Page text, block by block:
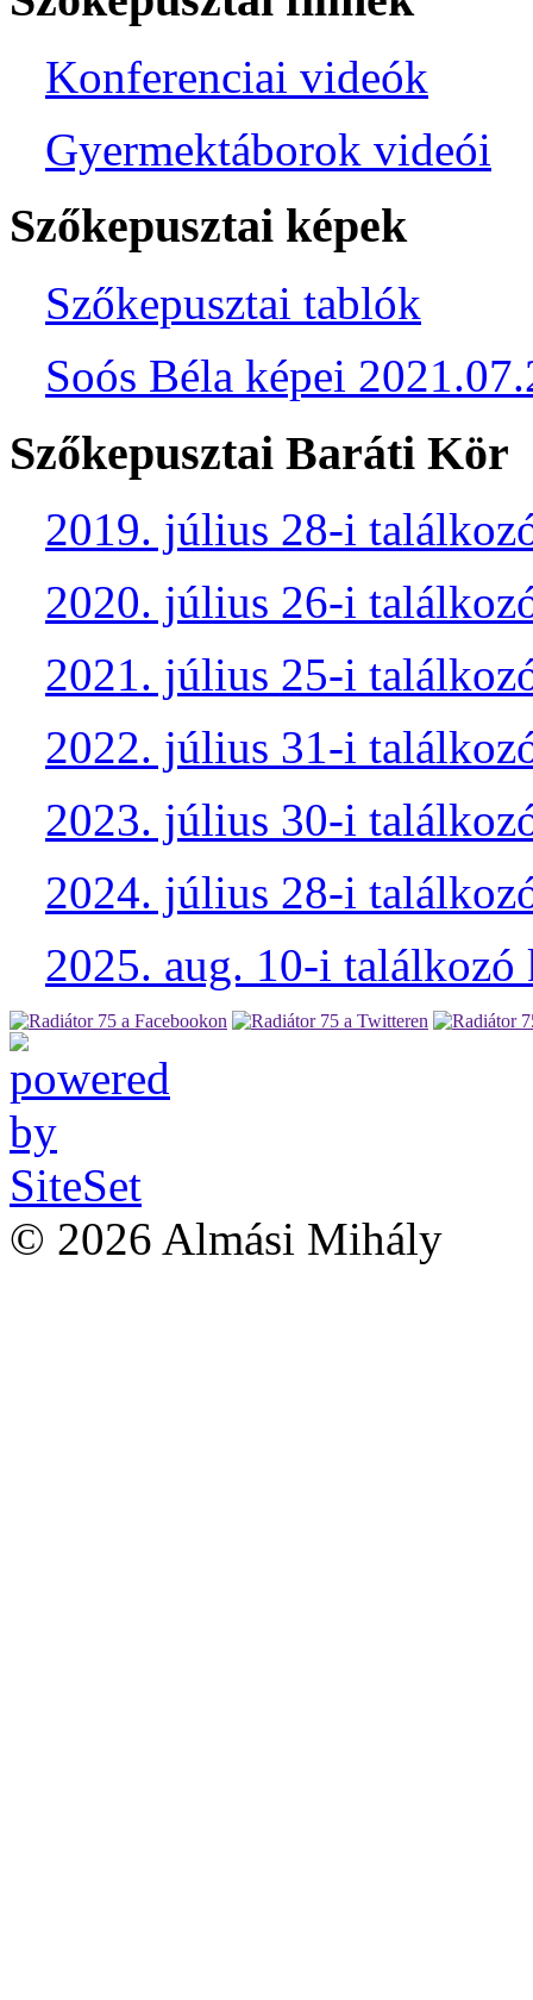
Konferenciai videók
Gyermektáborok videói
Szőkepusztai képek
Szőkepusztai tablók
Soós Béla képei
Szőkepusztai Baráti Kör
2019. július 28-i
2020. július 26-i
2021. július 25-i
2022. július 31-i
2023. július 30-i
2024. július 28-i
2025. aug. 10-i találkozó
© 2026 Almási Mihály